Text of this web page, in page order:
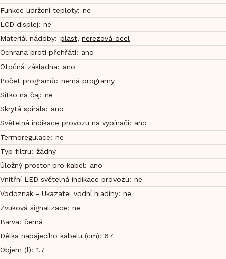
Funkce udržení teploty: ne
LCD displej: ne
Materiál nádoby: plast, nerezová ocel
Ochrana proti přehřátí: ano
Otočná základna: ano
Počet programů: nemá programy
Sítko na čaj: ne
Skrytá spirála: ano
Světelná indikace provozu na vypínači: ano
Termoregulace: ne
Typ filtru: žádný
Úložný prostor pro kabel: ano
Vnitřní LED světelná indikace provozu: ne
Vodoznak - Ukazatel vodní hladiny: ne
Zvuková signalizace: ne
Barva: černá
Délka napájecího kabelu (cm): 67
Objem (l): 1,7